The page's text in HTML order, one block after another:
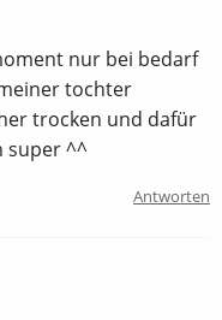
nur bei bedarf
tochter
trocken und dafür
super ^^
Antworten